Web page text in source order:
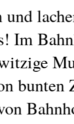
Im
bunten